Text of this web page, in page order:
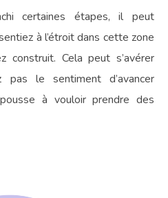
certaines étapes, il peut
à l’étroit dans cette zone
construit. Cela peut s’avérer
pas le sentiment d’avancer
à vouloir prendre des